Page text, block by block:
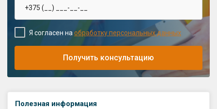
Получить консультацию
Я согласен наобработку персональных данных
Полезная информация